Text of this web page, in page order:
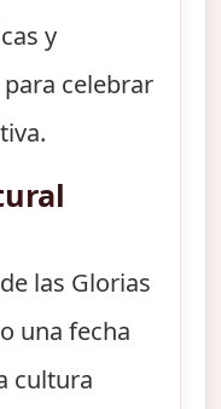
y
celebrar
las Glorias
una fecha
cultura